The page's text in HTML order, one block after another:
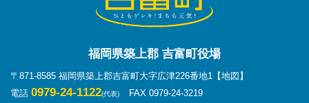
福岡県築上郡 吉富町役場
〒871-8585 福岡県築上郡吉富町大字広津226番地1 【地図】
電話 0979-24-1122(代表) FAX 0979-24-3219